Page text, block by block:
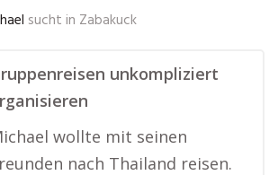
sucht in Zabakuck
unkompliziert
wollte mit seinen
nach Thailand reisen.